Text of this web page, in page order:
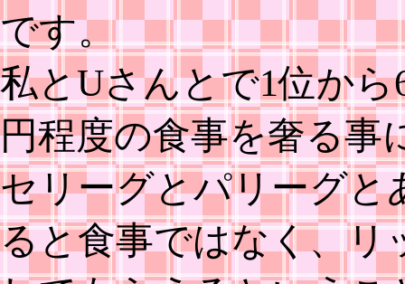
です。
私とUさんとで1位か
円程度の食事を奢る事
セリーグとパリーグと
ると食事ではなく、リ